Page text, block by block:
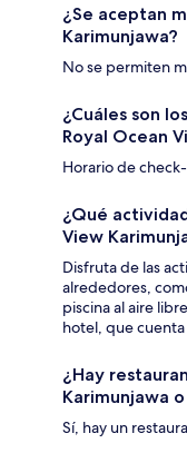
¿Se aceptan
Karimunjawa?
No se permiten
¿Cuáles son
Royal Ocean
Horario de
¿Qué
View
Disfruta de las
alrededores,
piscina al aire
hotel, que
¿Hay
Karimunjawa
Sí, hay un